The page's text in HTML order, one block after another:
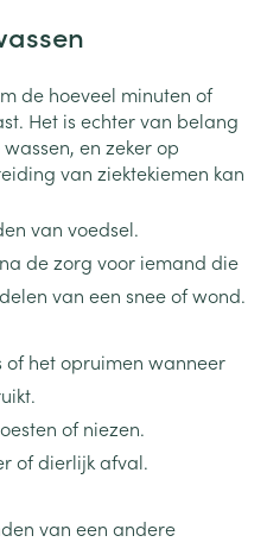
de hoeveel minuten of
Het is echter van belang
en zeker op
van ziektekiemen kan
van voedsel.
de zorg voor iemand die
van een snee of wond.
of het opruimen wanneer
of niezen.
of dierlijk afval.
van een andere